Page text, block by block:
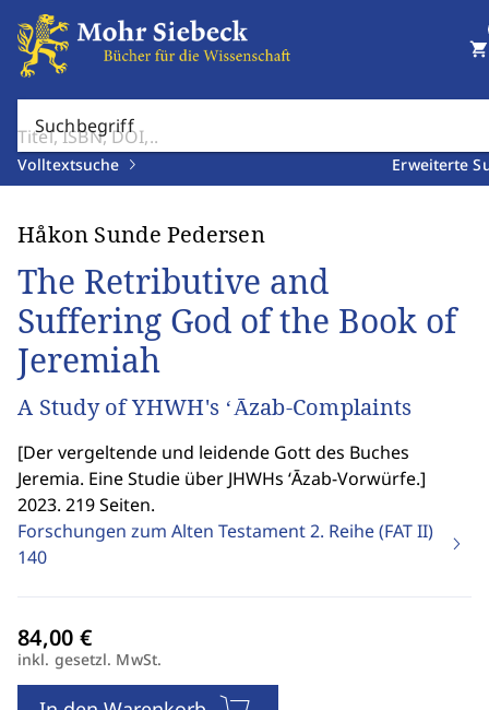
Suchbegriff
Volltextsuche Erweiterte
shopping_cart
Håkon Sunde Pedersen
The Retributive and
Suffering God of the Book of
Jeremiah
A Study of YHWH's ʻĀzab-Complaints
[Der vergeltende und leidende Gott des Buches
Jeremia. Eine Studie über JHWHs ʻĀzab-Vorwürfe.]
2023. 219 Seiten.
Forschungen zum Alten Testament 2. Reihe (FAT II)
140
inkl. gesetzl. MwSt.